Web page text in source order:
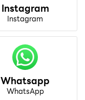
Instagram
Instagram
Whatsapp
WhatsApp